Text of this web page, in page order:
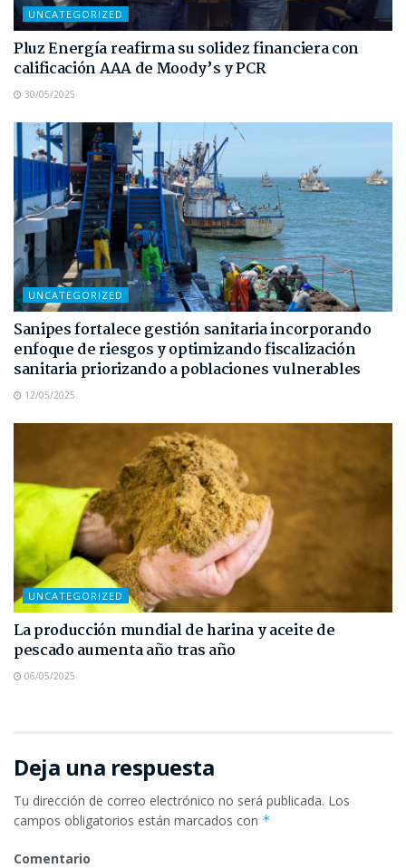
UNCATEGORIZED
Pluz Energía reafirma su solidez financiera con
calificación AAA de Moody’s y PCR
30/05/2025
UNCATEGORIZED
Sanipes fortalece gestión sanitaria incorporando
enfoque de riesgos y optimizando fiscalización
sanitaria priorizando a poblaciones vulnerables
12/05/2025
UNCATEGORIZED
La producción mundial de harina y aceite de
pescado aumenta año tras año
06/05/2025
Deja una respuesta
Tu dirección de correo electrónico no será publicada. Los
campos obligatorios están marcados con *
Comentario